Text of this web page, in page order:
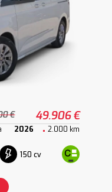
€ 49.906 €
2026 2.000 km
150 cv